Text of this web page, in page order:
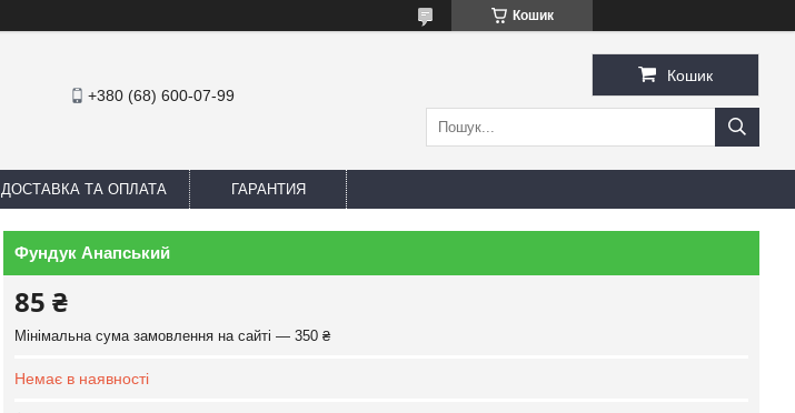
Кошик
+380 (68) 600-07-99
Кошик
ДОСТАВКА ТА ОПЛАТА ГАРАНТИЯ
Фундук Анапський
85 ₴
Мінімальна сума замовлення на сайті — 350 ₴
Немає в наявності